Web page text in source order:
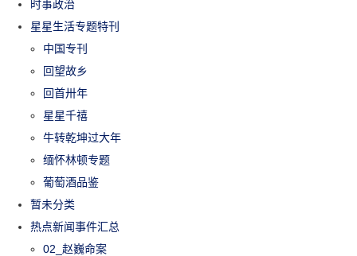
时事政治
星星生活专题特刊
中国专刊
回望故乡
回首卅年
星星千禧
牛转乾坤过大年
缅怀林顿专题
葡萄酒品鉴
暂未分类
热点新闻事件汇总
02_赵巍命案